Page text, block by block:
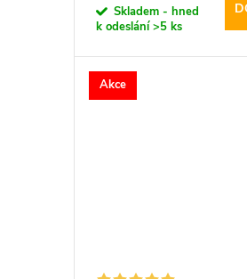
t
d
u
Skladem - hned
k odeslání>5 ks
Akce